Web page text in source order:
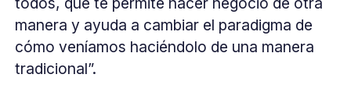
manera y ayuda a cambiar el paradigma de
cómo veníamos haciéndolo de una manera
tradicional”.